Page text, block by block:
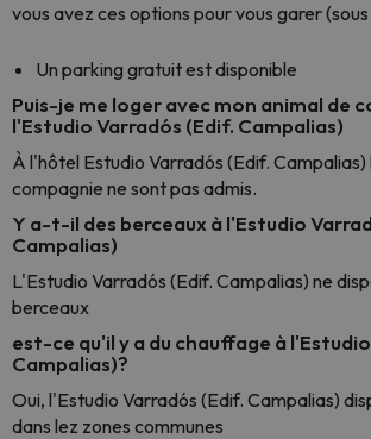
vous avez ces options pour vous garer
Un parking gratuit est disponible
Puis-je me loger avec mon animal de
l'Estudio Varradós (Edif. Campalias)
À l'hôtel Estudio Varradós (Edif. Campalias)
compagnie ne sont pas admis.
Y a-t-il des berceaux à l'Estudio
Campalias)
L'Estudio Varradós (Edif. Campalias) ne
berceaux
est-ce qu'il y a du chauffage à
Campalias)?
Oui, l'Estudio Varradós (Edif. Campalias)
dans lez zones communes